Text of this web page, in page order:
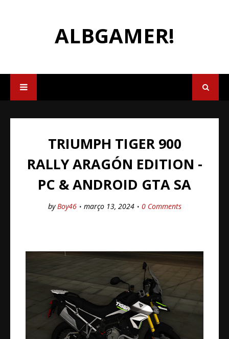
ALBGAMER!
TRIUMPH TIGER 900
RALLY ARAGÓN EDITION -
PC & ANDROID GTA SA
by Boy46 março 13, 2024 0 Comments